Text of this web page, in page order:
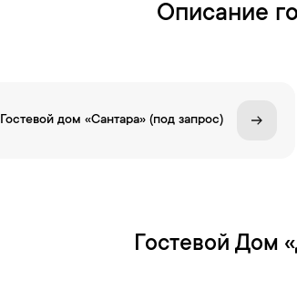
Описание
Гостевой дом «Сантара» (под запрос)
Гостевой Дом